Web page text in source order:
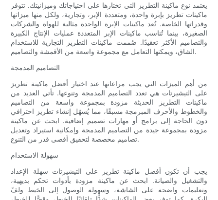
يعتمد نوع ماكينة التطريز التي تختارها على احتياجاتك وميزانيتك. تتوفر
ماكينات تطريز بإبرة واحدة، ومتعددة الإبر، وتجارية، ولكل منها ميزاتها
وقدراتها الخاصة. تُعد ماكينات الإبرة الواحدة مثالية للهواة والشركات
الصغيرة، بينما تُناسب ماكينات الإبر المتعددة عمليات الإنتاج الكبيرة
والتصاميم الأكثر تعقيدًا. صُممت ماكينات التطريز التجارية للاستخدام
الشاق، ويمكنها التعامل مع مجموعة واسعة من الأقمشة والتصاميم.
التصاميم المدمجة
من أهم الميزات التي يجب مراعاتها عند اختيار أفضل ماكينة تطريز
على التيشيرتات هي تعدد التصاميم المدمجة وتنوعها. تأتي العديد من
ماكينات التطريز الحديثة مزودة بمجموعة واسعة من التصاميم
والخطوط والأحرف المبرمجة مسبقًا، مما يُسهّل إنشاء تطريز احترافي
دون الحاجة إلى برامج أو مهارات تصميم إضافية. ابحث عن ماكينة
مزودة بمجموعة جيدة من التصاميم المدمجة وإمكانية استيراد وتعديل
تصاميم مخصصة لتحقيق أقصى قدر من التنوع.
سهولة الاستخدام
يجب أن تكون أفضل ماكينة تطريز على التيشيرتات سهلة الإعداد
والتشغيل والصيانة. ابحث عن ماكينة مزودة بأدوات تحكم بديهية،
وتعليمات واضحة على الشاشة، وسهولة الوصول إلى الخيط ولفّ